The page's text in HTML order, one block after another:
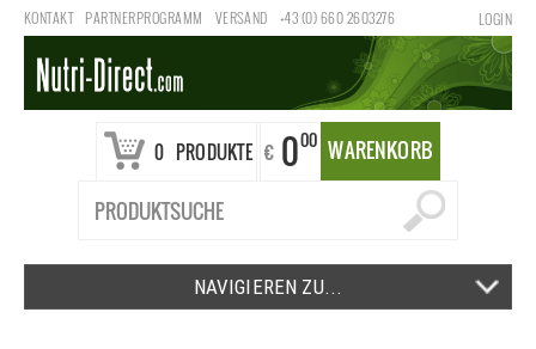
KONTAKT PARTNERPROGRAMM VERSAND +43 (0) 660 2603276 LOGIN
0 PRODUKTE € 000 WARENKORB
NAVIGIEREN ZU...